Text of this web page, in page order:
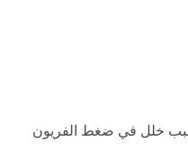
خلل في ضغط الفريون